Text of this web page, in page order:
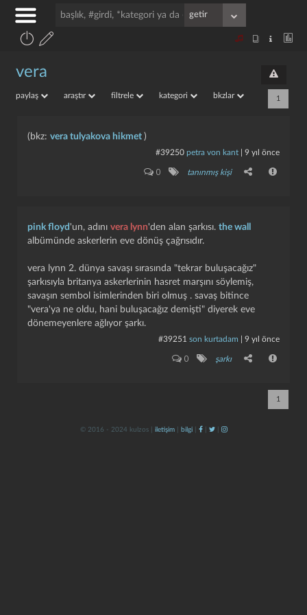
vera
paylaş araştır filtrele kategori bkzlar 1
(bkz: vera tulyakova hikmet )
#39250 petra von kant 9 yıl önce
0 tanınmış kişi
pink floyd 'un, adını vera lynn'den alan şarkısı. the wall
albümünde askerlerin eve dönüş çağrısıdır.
vera lynn 2. dünya savaşı sırasında "tekrar buluşacağız"
şarkısıyla britanya askerlerinin hasret marşını söylemiş,
savaşın sembol isimlerinden biri olmuş . savaş bitince
"vera'ya ne oldu, hani buluşacağız demişti" diyerek eve
dönemeyenlere ağlıyor şarkı.
#39251 son kurtadam 9 yıl önce
0 şarkı
1
kapat
© 2016 - 2024 kulzos | iletişim| bilgi| | |